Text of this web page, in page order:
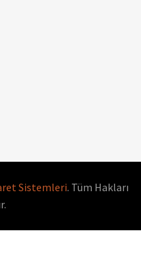
Sistemleri. Tüm Hakları